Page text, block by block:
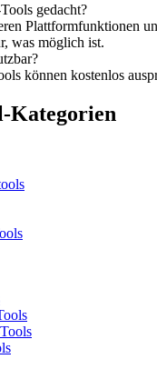
gedacht?
Plattformfunktionen
was möglich ist.
können kostenlos
Kategorien